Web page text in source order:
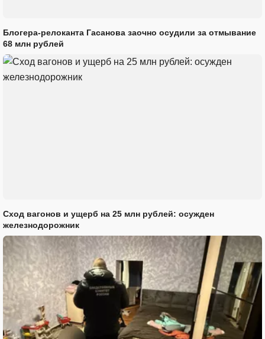
Блогера-релоканта Гасанова заочно осудили за отмывание
68 млн рублей
Сход вагонов и ущерб на 25 млн рублей: осужден
железнодорожник